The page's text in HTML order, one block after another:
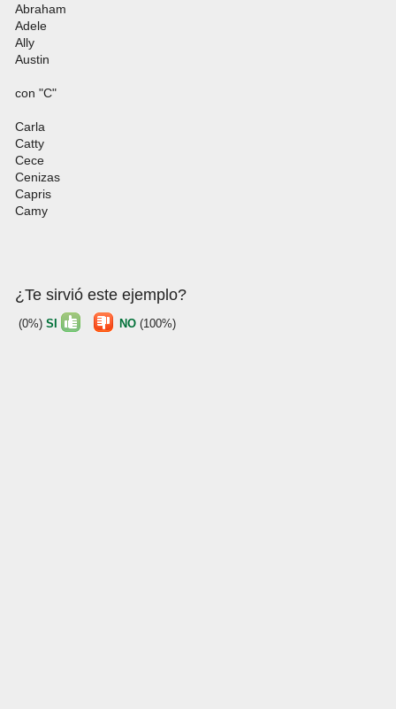
Abraham
Adele
Ally
Austin
con "C"
Carla
Catty
Cece
Cenizas
Capris
Camy
¿Te sirvió este ejemplo?
(0%) SI NO (100%)